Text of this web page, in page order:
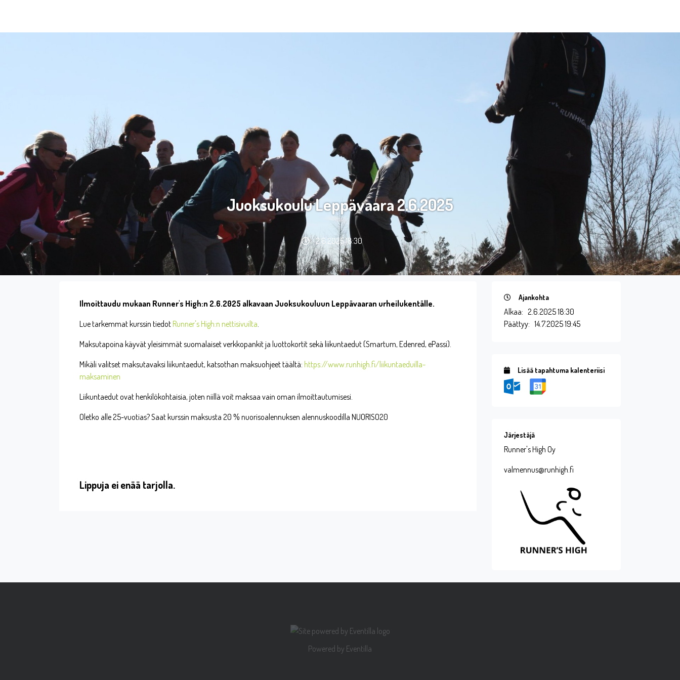
Juoksukoulu Leppävaara 2.6.2025
2.6.2025 18:30
Ilmoittaudu mukaan Runner's High:n 2.6.2025 alkavaan Juoksukouluun Leppävaaran urheilukentälle.
Lue tarkemmat kurssin tiedot Runner's High:n nettisivuilta.
Maksutapoina käyvät yleisimmät suomalaiset verkkopankit ja luottokortit sekä liikuntaedut (Smartum, Edenred, ePassi).
Mikäli valitset maksutavaksi liikuntaedut, katsothan maksuohjeet täältä: https://www.runhigh.fi/liikuntaeduilla-
maksaminen
Liikuntaedut ovat henkilökohtaisia, joten niillä voit maksaa vain oman ilmoittautumisesi.
Oletko alle 25-vuotias? Saat kurssin maksusta 20 % nuorisoalennuksen alennuskoodilla NUORISO20
Lippuja ei enää tarjolla.
Ajankohta
Alkaa: 2.6.2025 18:30
Päättyy: 14.7.2025 19:45
Lisää tapahtuma kalenteriisi
Järjestäjä
Runner's High Oy
valmennus@runhigh.fi
Powered by Eventilla